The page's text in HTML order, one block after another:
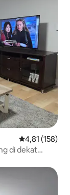
Nilai rata-rata
4,81 (158)
di dekat